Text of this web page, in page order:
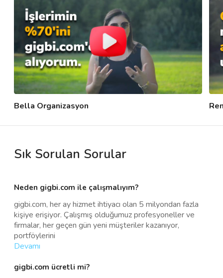
Bella Organizasyon
Sık Sorulan Sorular
Neden gigbi.com ile çalışmalıyım?
gigbi.com, her ay hizmet ihtiyacı olan 5 milyondan fazla
kişiye erişiyor. Çalışmış olduğumuz profesyoneller ve
firmalar, her geçen gün yeni müşteriler kazanıyor,
portföylerini
Devamı
gigbi.com ücretli mi?